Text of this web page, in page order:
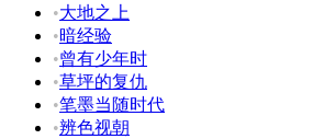
•大地之上
•暗经验
•曾有少年时
•草坪的复仇
•笔墨当随时代
•辨色视朝